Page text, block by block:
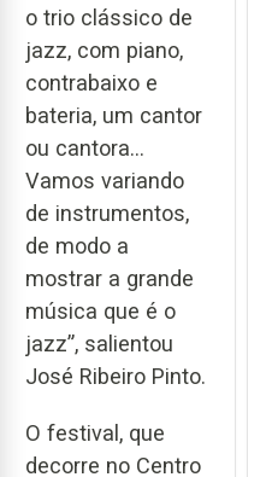
o trio clássico de
jazz, com piano,
contrabaixo e
bateria, um cantor
ou cantora…
Vamos variando
de instrumentos,
de modo a
mostrar a grande
música que é o
jazz”, salientou
José Ribeiro Pinto.
O festival, que
decorre no Centro